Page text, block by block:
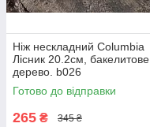
Ніж нескладний Columbia
Лісник 20.2см, бакелитове
дерево. b026
Готово до відправки
265 ₴ 345 ₴